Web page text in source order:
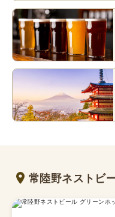
常陸野ネストビ